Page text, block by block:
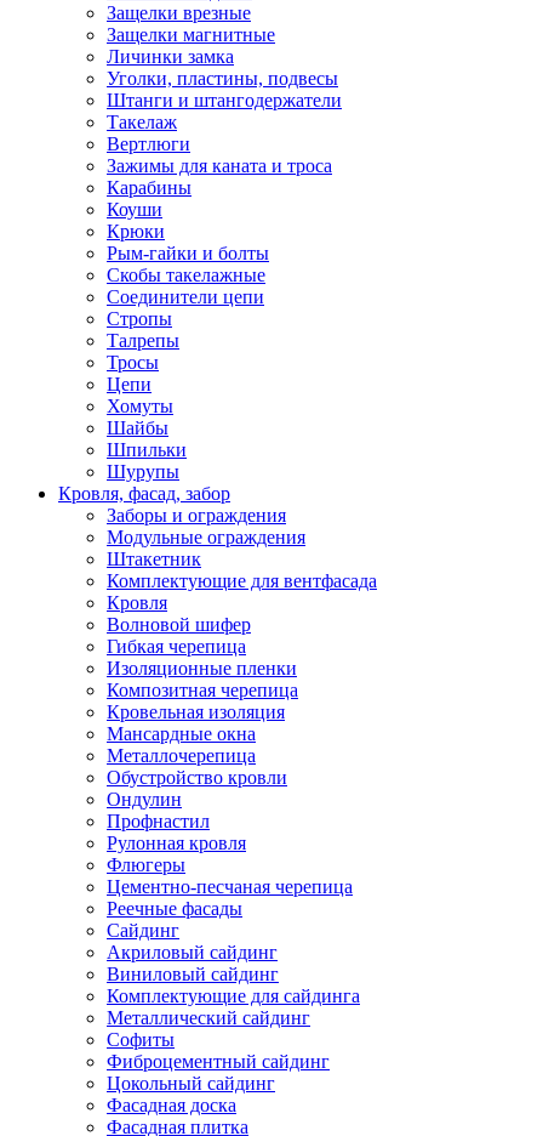
Защелки врезные
Защелки магнитные
Личинки замка
Уголки, пластины, подвесы
Штанги и штангодержатели
Такелаж
Вертлюги
Зажимы для каната и троса
Карабины
Коуши
Крюки
Рым-гайки и болты
Скобы такелажные
Соединители цепи
Стропы
Талрепы
Тросы
Цепи
Хомуты
Шайбы
Шпильки
Шурупы
Кровля, фасад, забор
Заборы и ограждения
Модульные ограждения
Штакетник
Комплектующие для вентфасада
Кровля
Волновой шифер
Гибкая черепица
Изоляционные пленки
Композитная черепица
Кровельная изоляция
Мансардные окна
Металлочерепица
Обустройство кровли
Ондулин
Профнастил
Рулонная кровля
Флюгеры
Цементно-песчаная черепица
Реечные фасады
Сайдинг
Акриловый сайдинг
Виниловый сайдинг
Комплектующие для сайдинга
Металлический сайдинг
Софиты
Фиброцементный сайдинг
Цокольный сайдинг
Фасадная доска
Фасадная плитка